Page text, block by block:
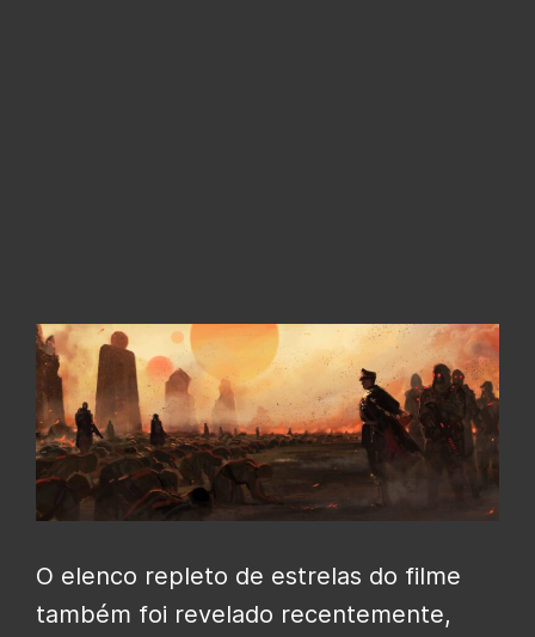
O elenco repleto de estrelas do filme
também foi revelado recentemente,